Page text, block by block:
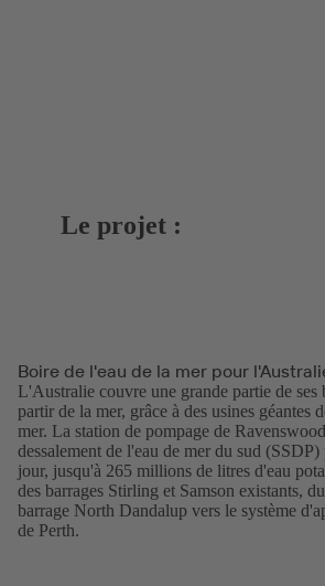
Le projet :
Boire de l'eau de la mer pour
L'Australie couvre une grande partie de ses
partir de la mer, grâce à des usines géantes
mer. La station de pompage de
dessalement de l'eau de mer du sud
jour, jusqu'à 265 millions de litres d'eau
des barrages Stirling et Samson existants,
barrage North Dandalup vers le système
de Perth.